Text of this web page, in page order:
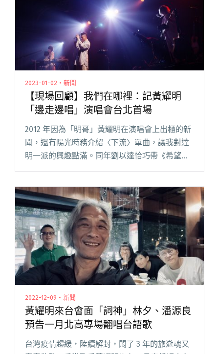
2023-01-02・新聞
【現場回顧】我們在哪裡：記黃耀明
「邊走邊唱」演唱會台北首場
2012 年因為「明哥」黃耀明在演唱會上出櫃的新
聞，還有陽光時務介紹〈下流〉單曲，讓我對達
明一派的興趣點滿。同年劉以達恰巧帶《希望之
旅》來台宣傳，遂去看了他在河岸留言的演唱
現在回想，那時期的香港音閱讀全文 "【現場回
顧】我們在哪裡：記黃耀明「邊走邊唱」演唱會
台北首場"
2022-12-09・新聞
黃耀明來台會面「詞神」林夕、潘源良
預告一月北高專場翻唱台語歌
台灣疫情趨緩，陸續解封，悶了 3 年的旅遊魂又